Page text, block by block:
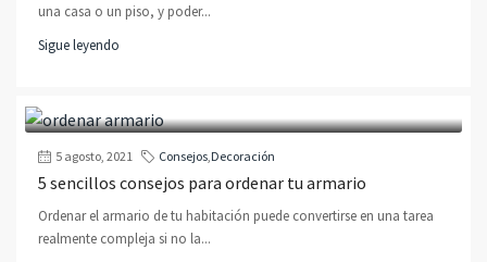
una casa o un piso, y poder...
Sigue leyendo
5 agosto, 2021 Consejos,Decoración
5 sencillos consejos para ordenar tu armario
Ordenar el armario de tu habitación puede convertirse en una tarea
realmente compleja si no la...